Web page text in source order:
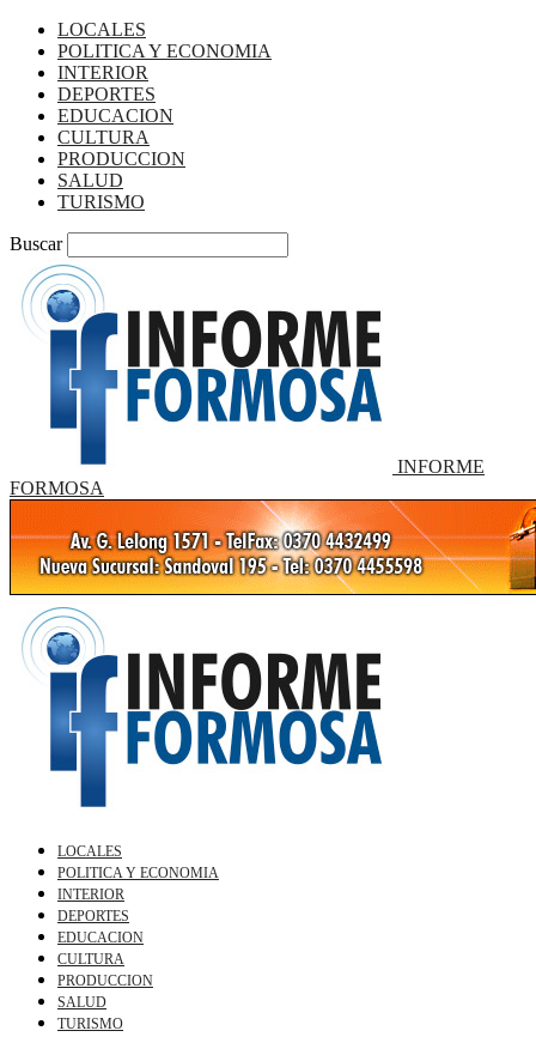
LOCALES
POLITICA Y ECONOMIA
INTERIOR
DEPORTES
EDUCACION
CULTURA
PRODUCCION
SALUD
TURISMO
Buscar
INFORME
FORMOSA
LOCALES
POLITICA Y ECONOMIA
INTERIOR
DEPORTES
EDUCACION
CULTURA
PRODUCCION
SALUD
TURISMO